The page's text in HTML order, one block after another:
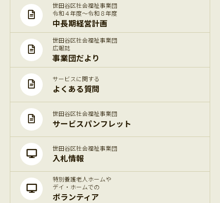
世田谷区社会福祉事業団
令和４年度～令和８年度
中長期経営計画
世田谷区社会福祉事業団
広報誌
事業団だより
サービスに関する
よくある質問
世田谷区社会福祉事業団
サービスパンフレット
世田谷区社会福祉事業団
入札情報
特別養護老人ホームや
デイ・ホームでの
ボランティア